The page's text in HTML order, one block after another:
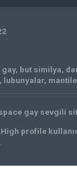
, but similya,
, lubunyalar,
gay sevgili
profile